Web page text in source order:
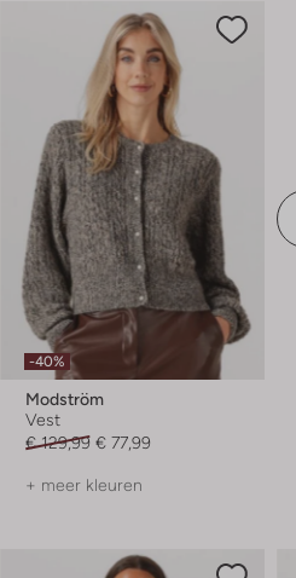
-40%
Modström
Vest
€ 129,99 € 77,99
+ meer kleuren